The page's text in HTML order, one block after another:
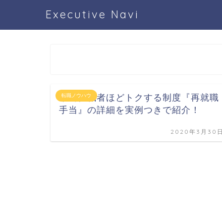
Executive Navi
転職ノウハウ
早期転職者ほどトクする制度『再就職
手当』の詳細を実例つきで紹介！
2020年3月30